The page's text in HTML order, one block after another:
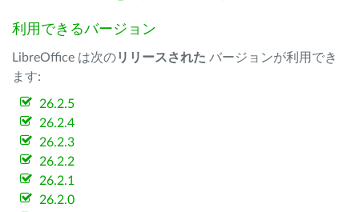
利用できるバージョン
LibreOffice は次のリリースされた バージョンが利用でき
ます:
26.2.5
26.2.4
26.2.3
26.2.2
26.2.1
26.2.0